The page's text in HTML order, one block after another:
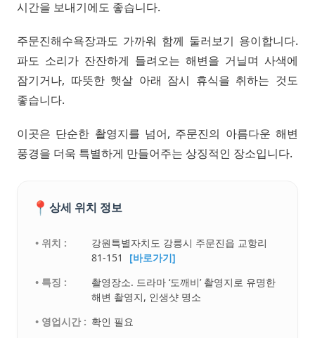
시간을 보내기에도 좋습니다.
주문진해수욕장과도 가까워 함께 둘러보기 용이합니다.
파도 소리가 잔잔하게 들려오는 해변을 거닐며 사색에
잠기거나, 따뜻한 햇살 아래 잠시 휴식을 취하는 것도
좋습니다.
이곳은 단순한 촬영지를 넘어, 주문진의 아름다운 해변
풍경을 더욱 특별하게 만들어주는 상징적인 장소입니다.
📍 상세 위치 정보
• 위치 :
강원특별자치도 강릉시 주문진읍 교항리
81-151
[바로가기]
• 특징 :
촬영장소. 드라마 ‘도깨비’ 촬영지로 유명한
해변 촬영지, 인생샷 명소
• 영업시간 : 확인 필요